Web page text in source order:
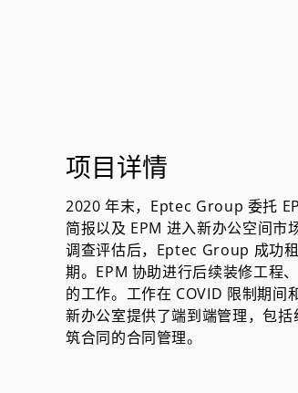
项目详情
2020 年末，Eptec Group 委托
简报以及 EPM 进入新办公空间市
调查评估后，Eptec Group 成功
期。EPM 协助进行后续装修工程
的工作。工作在 COVID 限制期
新办公室提供了端到端管理，包
筑合同的合同管理。